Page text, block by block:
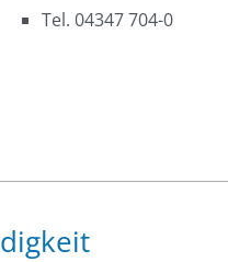
Tel. 04347 704-0